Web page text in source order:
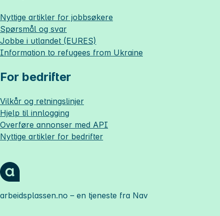
Nyttige artikler for jobbsøkere
Spørsmål og svar
Jobbe i utlandet (EURES)
Information to refugees from Ukraine
For bedrifter
Vilkår og retningslinjer
Hjelp til innlogging
Overføre annonser med API
Nyttige artikler for bedrifter
arbeidsplassen.no – en tjeneste fra Nav